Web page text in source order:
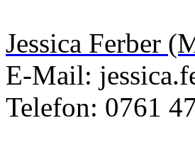
Jessica Ferber
E-Mail:
Telefon: 0761